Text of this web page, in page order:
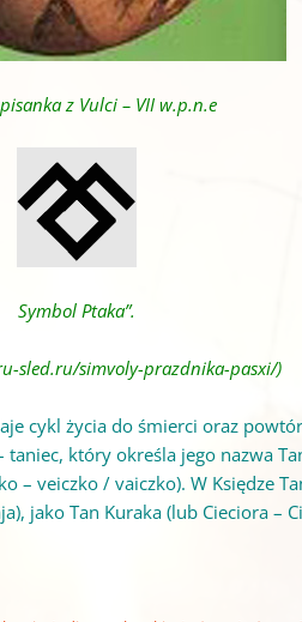
z Vulci – VII w.p.n.e
Symbol Ptaka”.
sled.ru/simvoly-prazdnika-pasxi/)
cykl życia do śmierci oraz
taniec, który określa jego nazwa
– veiczko / vaiczko). W Księdze
jako Tan Kuraka (lub Cieciora –